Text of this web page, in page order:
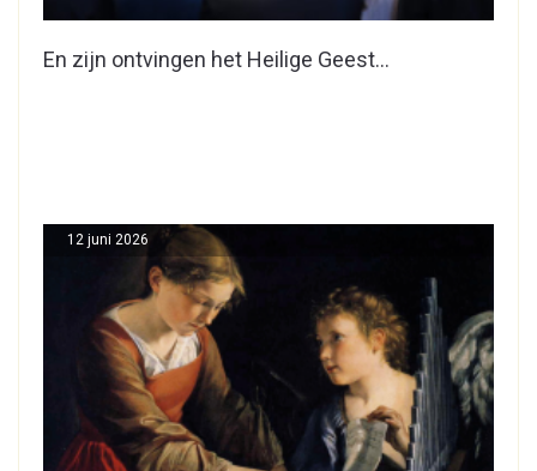
En zijn ontvingen het Heilige Geest…
12 juni 2026